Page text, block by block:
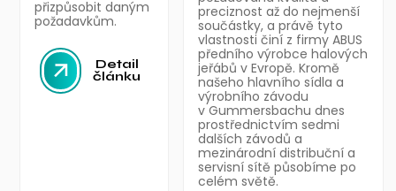
přizpůsobit daným
požadavkům.
Detail
článku
preciznost až do nejmenší
součástky, a právě tyto
vlastnosti činí z firmy ABUS
předního výrobce halových
jeřábů v Evropě. Kromě
našeho hlavního sídla a
výrobního závodu
v Gummersbachu dnes
prostřednictvím sedmi
dalších závodů a
mezinárodní distribuční a
servisní sítě působíme po
celém světě.